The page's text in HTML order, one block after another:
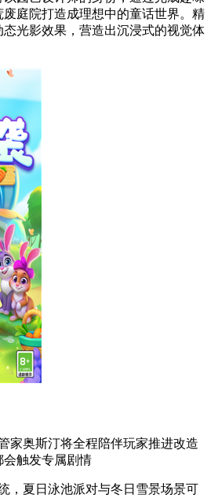
庭院打造成理想中的童话世界。精
光影效果，营造出沉浸式的视觉体
家奥斯汀将全程陪伴玩家推进改造
触发专属剧情
，夏日泳池派对与冬日雪景场景可